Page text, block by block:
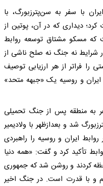
با سفر به سن‌پترزبورگ، با
کرد؛ دیداری که در آن، پوتین از
که مسکو مشتاق توسعه روابط
شرایط نه جنگ نه صلح ناشی از
را فراتر از هر ارزیابی توصیف
ایران و روسیه یک «جبهه متحد»
به منطقه پس از جنگ تحمیلی
شد و بعدازظهر با ولادیمیر
ایران و روسیه را راهبردی
تأکید کرد و گفت: «همه دنیا
کردند و روشن شد که جمهوری
و با قدرت است. در جنگ اخیر